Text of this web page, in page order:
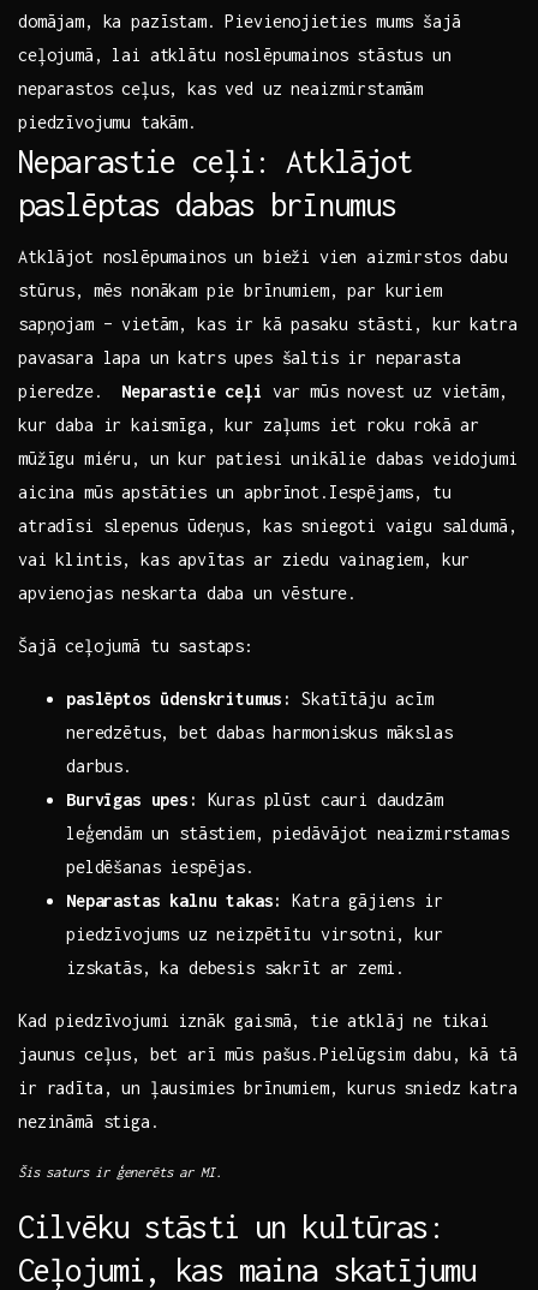
domājam, ka pazīstam. Pievienojieties mums šajā
‍ceļojumā, lai atklātu noslēpumainos stāstus un
neparastos ceļus, kas ved uz neaizmirstamām
piedzīvojumu takām.
Neparastie ceļi: Atklājot
paslēptas dabas brīnumus
Atklājot noslēpumainos un bieži vien aizmirstos dabu
stūrus, mēs nonākam pie brīnumiem, par kuriem
sapņojam – vietām, kas ir kā pasaku stāsti, kur katra
pavasara lapa un katrs ‌upes šaltis ir neparasta
pieredze. ​ Neparastie ceļi var mūs novest uz vietām,
kur daba ir kaismīga, kur zaļums iet roku rokā ar
mūžīgu miéru, un kur patiesi unikālie dabas veidojumi
aicina mūs apstāties un apbrīnot.Iespējams, tu
atradīsi slepenus ūdeņus, kas sniegoti vaigu saldumā,
vai klintis, kas apvītas ar ziedu vainagiem, kur
apvienojas neskarta daba‌ un ⁣vēsture.
Šajā ceļojumā tu sastaps:
paslēptos ūdenskritumus:
Skatītāju acīm
neredzētus, bet dabas harmoniskus mākslas
darbus.
Burvīgas ‌upes:
Kuras plūst cauri daudzām
leģendām un stāstiem, piedāvājot neaizmirstamas
peldēšanas iespējas.
Neparastas kalnu‍ takas:
Katra gājiens ir
piedzīvojums uz neizpētītu virsotni, kur
izskatās, ka debesis sakrīt ar ⁢zemi.
Kad piedzīvojumi iznāk gaismā, tie atklāj ⁤ne tikai
jaunus ceļus, bet arī mūs pašus.Pielūgsim dabu, kā tā
ir radīta, un ļausimies brīnumiem, kurus​ sniedz katra
nezināmā stiga.
Šis saturs ir ģenerēts ar MI.
Cilvēku stāsti un kultūras:
Ceļojumi, kas maina skatījumu